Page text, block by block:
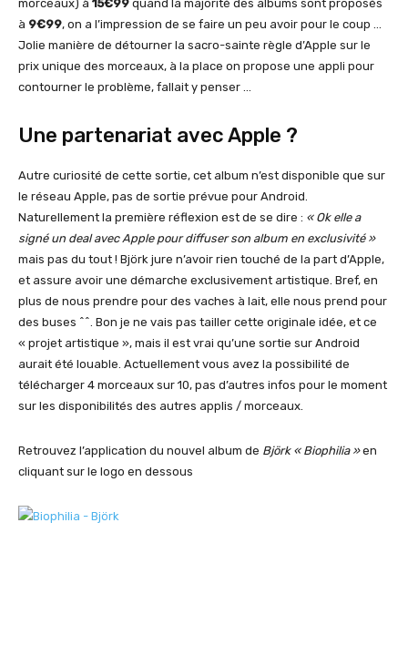
morceaux) à 15€99 quand la majorité des albums sont proposés
à 9€99, on a l’impression de se faire un peu avoir pour le coup …
Jolie manière de détourner la sacro-sainte règle d’Apple sur le
prix unique des morceaux, à la place on propose une appli pour
contourner le problème, fallait y penser …
Une partenariat avec Apple ?
Autre curiosité de cette sortie, cet album n’est disponible que sur
le réseau Apple, pas de sortie prévue pour Android.
Naturellement la première réflexion est de se dire : « Ok elle a
signé un deal avec Apple pour diffuser son album en exclusivité »
mais pas du tout ! Björk jure n’avoir rien touché de la part d’Apple,
et assure avoir une démarche exclusivement artistique. Bref, en
plus de nous prendre pour des vaches à lait, elle nous prend pour
des buses ^^. Bon je ne vais pas tailler cette originale idée, et ce
« projet artistique », mais il est vrai qu’une sortie sur Android
aurait été louable. Actuellement vous avez la possibilité de
télécharger 4 morceaux sur 10, pas d’autres infos pour le moment
sur les disponibilités des autres applis / morceaux.
Retrouvez l’application du nouvel album de Björk « Biophilia »en
cliquant sur le logo en dessous